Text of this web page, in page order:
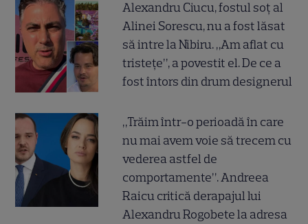
Alexandru Ciucu, fostul soț al
Alinei Sorescu, nu a fost lăsat
să intre la Nibiru. „Am aflat cu
tristețe”, a povestit el. De ce a
fost întors din drum designerul
„Trăim într-o perioadă în care
nu mai avem voie să trecem cu
vederea astfel de
comportamente”. Andreea
Raicu critică derapajul lui
Alexandru Rogobete la adresa